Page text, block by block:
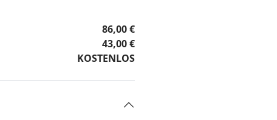
86,00 €
43,00 €
KOSTENLOS